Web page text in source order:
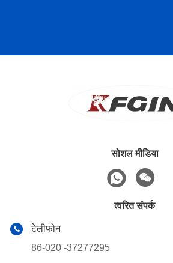
सोशल मीडिया
त्वरित संपर्क
टेलीफोन
86-020 -37277295